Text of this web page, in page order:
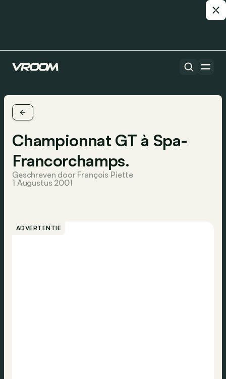
Championnat GT à Spa-
Francorchamps.
Geschreven door François Piette
1 Augustus 2001
ADVERTENTIE